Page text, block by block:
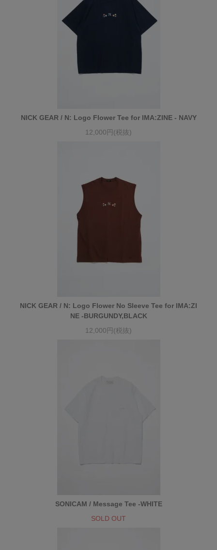
NICK GEAR / N: Logo Flower Tee for IMA:ZINE - NAVY
12,000円(税抜)
NICK GEAR / N: Logo Flower No Sleeve Tee for IMA:ZI
NE -BURGUNDY,BLACK
12,000円(税抜)
SONICAM / Message Tee -WHITE
SOLD OUT